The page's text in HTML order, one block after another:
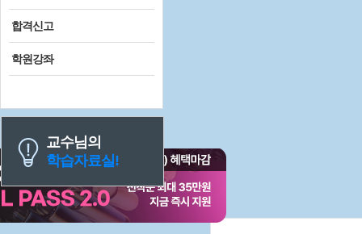
합격신고
학원강좌
교수님의
학습자료실!